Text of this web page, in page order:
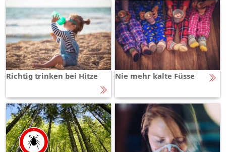
Richtig trinken bei Hitze Nie mehr kalte Füsse